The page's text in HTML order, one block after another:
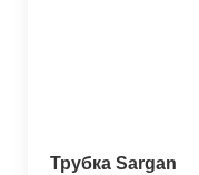
Трубка Sargan